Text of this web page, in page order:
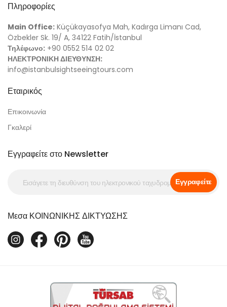
Πληροφορίες
Main Office: Küçükayasofya Mah, Kadırga Limanı Cad,
Özbekler Sk. 19/ A, 34122 Fatih/İstanbul
Τηλέφωνο: +90 0552 514 02 02
ΗΛΕΚΤΡΟΝΙΚΗ ΔΙΕΥΘΥΝΣΗ:
info@istanbulsightseeingtours.com
Εταιρικός
Επικοινωνία
Γκαλερί
Εγγραφείτε στο Newsletter
Εγγραφείτε
Μεσα ΚΟΙΝΩΝΙΚΗΣ ΔΙΚΤΥΩΣΗΣ